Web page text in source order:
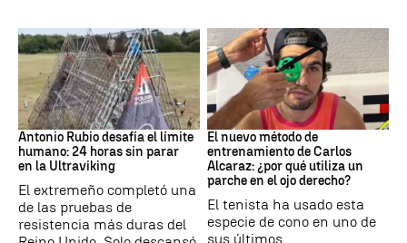
Ultraviking
Antonio Rubio desafía el límite
humano: 24 horas sin parar
en la Ultraviking
El extremeño completó una
de las pruebas de
resistencia más duras del
Tenis
El nuevo método de
entrenamiento de Carlos
Alcaraz: ¿por qué utiliza un
parche en el ojo derecho?
El tenista ha usado esta
especie de cono en uno de
sus últimos